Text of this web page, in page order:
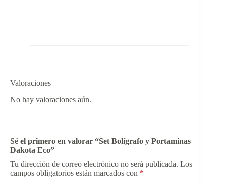
Valoraciones
No hay valoraciones aún.
Sé el primero en valorar “Set Bolígrafo y Portaminas
Dakota Eco”
Tu dirección de correo electrónico no será publicada. Los
campos obligatorios están marcados con *